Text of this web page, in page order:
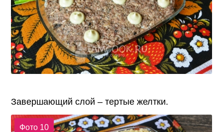
Завершающий слой – тертые желтки.
Фото 10